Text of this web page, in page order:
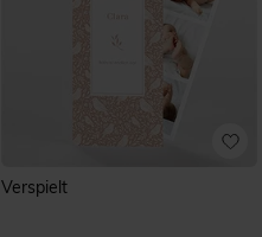
Verspielt